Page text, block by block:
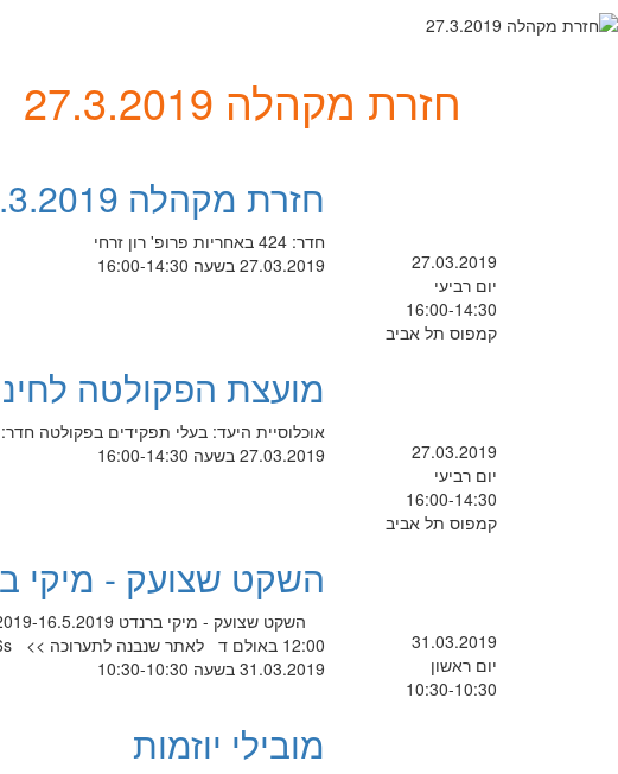
חזרת מקהלה 27.3.2019
27.03.2019
יום רביעי
16:00-14:30
קמפוס תל אביב
חזרת מקהלה 27.3.2019
חדר: 424 באחריות פרופ' רון זרחי
27.03.2019 בשעה 16:00-14:30
27.03.2019
יום רביעי
16:00-14:30
קמפוס תל אביב
מועצת הפקולטה
אוכלוסיית היעד: בעלי תפקידים בפקולטה
27.03.2019 בשעה 16:00-14:30
31.03.2019
יום ראשון
10:30-10:30
השקט שצועק - מיקי
12:00 באולם ד לאתר שנבנה לתערוכה >> https://www.youtube.com/watch?v=K_Q-P7CSNys&t=6s
31.03.2019 בשעה 10:30-10:30
מובילי יוזמות